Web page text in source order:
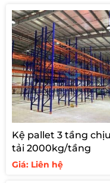
Kệ pallet 3 tầng chịu
tải 2000kg/tầng
Giá: Liên hệ